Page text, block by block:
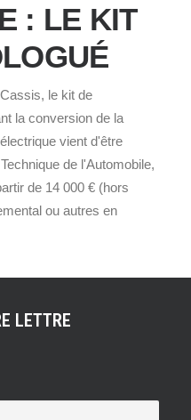
: LE KIT
le kit de
la conversion de la
vient d'être
de l'Automobile,
de 14 000 € (hors
ou autres en
LETTRE